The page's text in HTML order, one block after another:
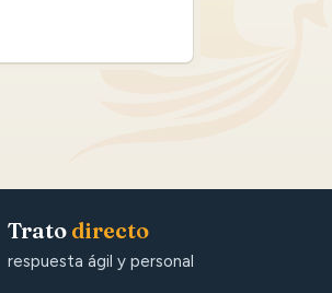
Trato directo
respuesta ágil y personal